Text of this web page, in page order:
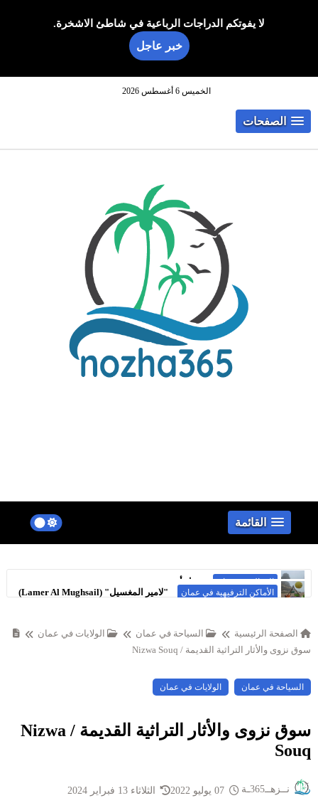
لا يفوتكم الدراجات الرباعية في شاطئ الاشخرة.
خبر عاجل
الخميس 6 أغسطس 2026
الصفحات
القائمة
الأماكن الترفيهية في عمان
الصفحة الرئيسية السياحة في عمان
الولايات في عمان
سوق نزوى والأثار التراثية القديمة / Nizwa Souq
السياحة في عمان الولايات في عمان
سوق نزوى والأثار التراثية القديمة / Nizwa
Souq
نــزهــ365ـة الثلاثاء 13 فبراير 2024